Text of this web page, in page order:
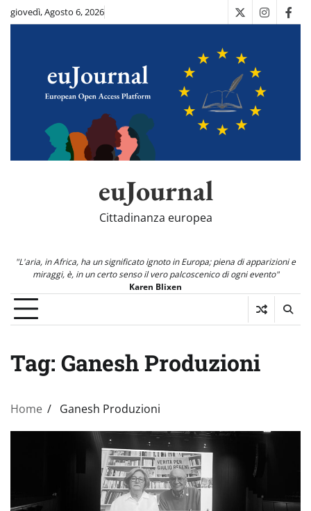
Skipgiovedì, Agosto 6, 2026 X
euJournal
Cittadinanza europea
"L'aria, in Africa, ha un significato ignoto in Europa; piena di apparizioni e
miraggi, è, in un certo senso il vero palcoscenico di ogni evento"
Karen Blixen
Tag: Ganesh Produzioni
Home Ganesh Produzioni